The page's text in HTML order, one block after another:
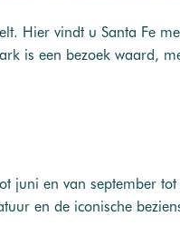
Hier vindt u Santa Fe
is een bezoek waard,
juni en van september
en de iconische